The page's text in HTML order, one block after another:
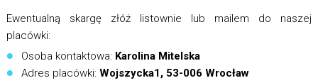
Ewentualną skargę złóż listownie lub mailem do naszej
placówki:
Osoba kontaktowa: Karolina Mitelska
Adres placówki:Wojszycka1, 53-006 Wrocław